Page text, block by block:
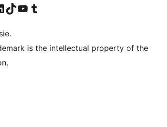
Facebook
compte Instagram
notre compte LinkedIn
Visiter notre compte TokTok
Visiter notre chaîne YouTube
Visiter notre compte Tumblr
is the intellectual property of the